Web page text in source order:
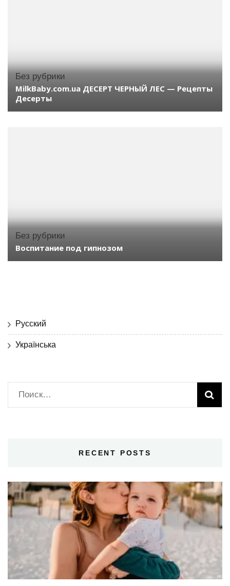
Без рубрики
MilkBaby.com.ua ДЕСЕРТ ЧЕРНЫЙ ЛЕС — Рецепты
Десерты
Без рубрики
Воспитание под гипнозом
Русский
Українська
Найти:
RECENT POSTS